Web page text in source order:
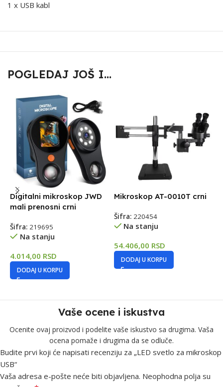
1 x USB kabl
POGLEDAJ JOŠ I...
Digitalni mikroskop JWD
mali prenosni crni
Šifra: 219695
Na stanju
4.014,00 RSD
DODAJ U KORPU
Mikroskop AT-0010T crni
Šifra: 220454
Na stanju
54.406,00 RSD
DODAJ U KORPU
Vaše ocene i iskustva
Ocenite ovaj proizvod i podelite vaše iskustvo sa drugima. Vaša
ocena pomaže i drugima da se odluče.
Budite prvi koji će napisati recenziju za „LED svetlo za mikroskop
USB“
Vaša adresa e-pošte neće biti objavljena. Neophodna polja su